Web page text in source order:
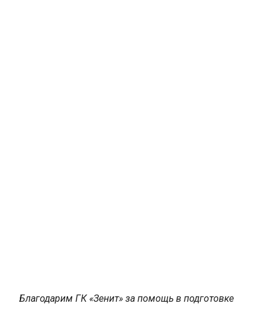
Благодарим ГК «Зенит» за помощь в подготовке